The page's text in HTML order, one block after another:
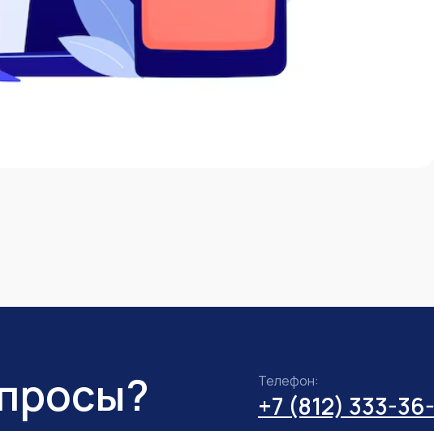
+7 (812) 333-36-
Телефон: